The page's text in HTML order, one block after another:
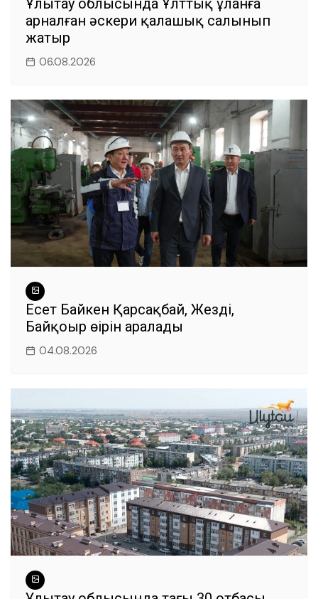
арналған әскери қалашық салынып
жатыр
06.08.2026
Есет Байкен Қарсақбай, Жезді,
Байқоңыр өңірін аралады
04.08.2026